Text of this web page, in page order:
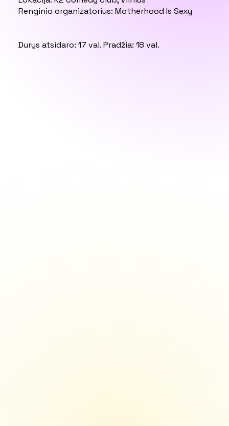
Renginio organizatorius: Motherhood Is Sexy
Durys atsidaro: 17 val. Pradžia: 18 val.